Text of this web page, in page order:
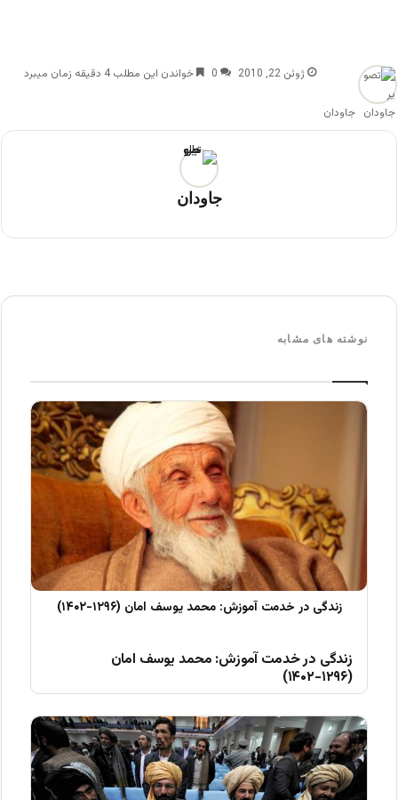
جاودان
ژوئن 22, 2010 0 خواندن این مطلب 4 دقیقه زمان میبرد
جاودان
نوشته های مشابه
زندگی در خدمت آموزش: محمد یوسف امان
(۱۲۹۶-۱۴۰۲)